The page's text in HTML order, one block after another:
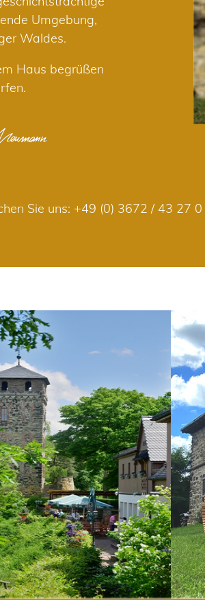
Umgebung,
Waldes.
Haus begrüßen
Sie uns: +49 (0) 3672 / 43 27 0
RESTAURANT